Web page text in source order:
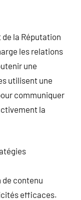
de la Réputation
les relations
une
utilisent une
communiquer
la
de contenu
efficaces.